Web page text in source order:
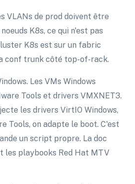
VLANs de prod doivent être
K8s, ce qui n'est pas
K8s est sur un fabric
conf trunk côté top-of-rack.
Les VMs Windows
Tools et drivers VMXNET3.
les drivers VirtIO Windows,
Tools, on adapte le boot. C'est
un script propre. La doc
les playbooks Red Hat MTV